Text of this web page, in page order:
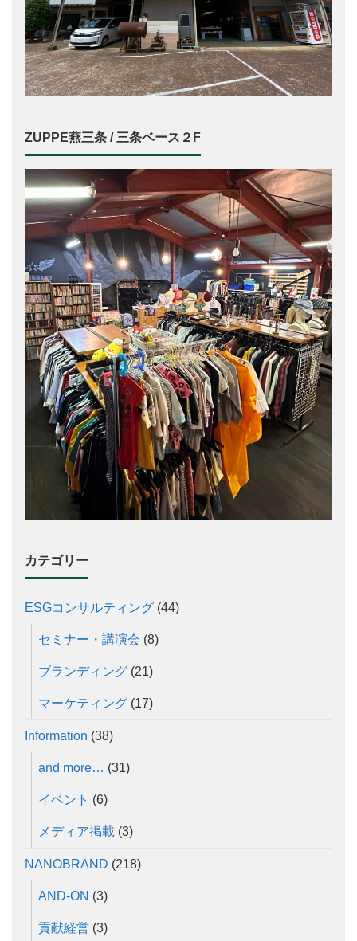
ZUPPE燕三条 / 三条ベース２F
カテゴリー
ESGコンサルティング (44)
セミナー・講演会 (8)
ブランディング (21)
マーケティング (17)
Information (38)
and more… (31)
イベント (6)
メディア掲載 (3)
NANOBRAND (218)
AND-ON (3)
貢献経営 (3)